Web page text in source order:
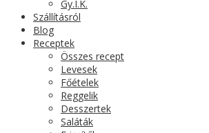
Gy.I.K.
Szállításról
Blog
Receptek
Összes recept
Levesek
Főételek
Reggelik
Desszertek
Saláták